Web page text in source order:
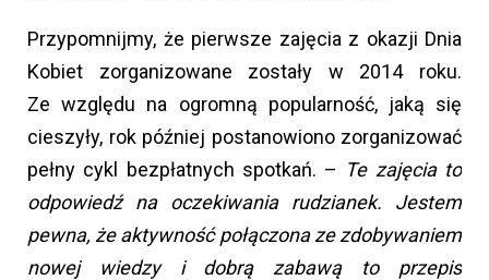
Przypomnijmy, że pierwsze zajęcia z okazji Dnia
Kobiet zorganizowane zostały w 2014 roku.
Ze względu na ogromną popularność, jaką się
cieszyły, rok później postanowiono zorganizować
pełny cykl bezpłatnych spotkań. – Te zajęcia to
odpowiedź na oczekiwania rudzianek. Jestem
pewna, że aktywność połączona ze zdobywaniem
nowej wiedzy i dobrą zabawą to przepis